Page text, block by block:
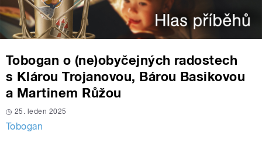
Tobogan o (ne)obyčejných radostech
s Klárou Trojanovou, Bárou Basikovou
a Martinem Růžou
25. leden 2025
Tobogan